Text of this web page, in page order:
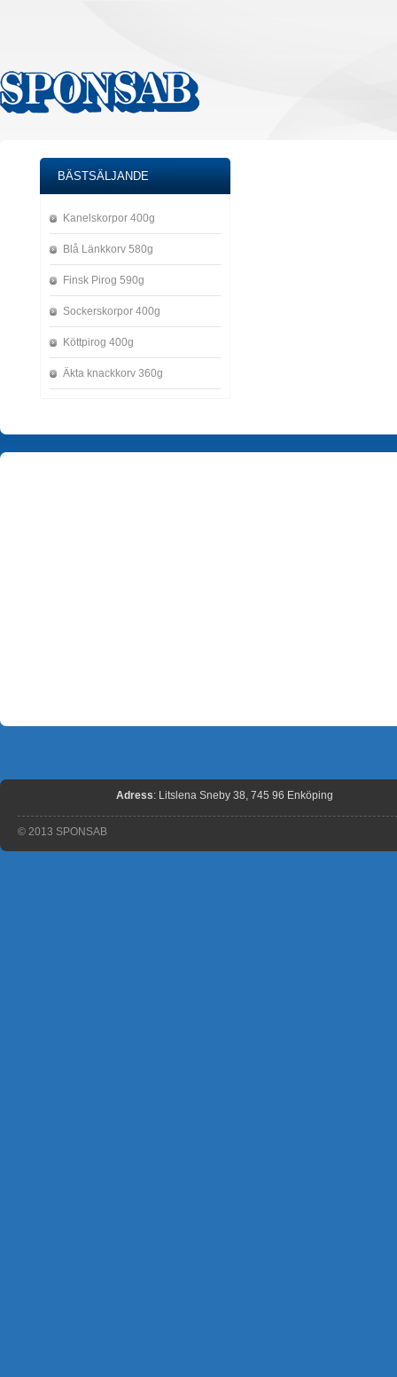
BÄSTSÄLJANDE
Kanelskorpor 400g
Blå Länkkorv 580g
Finsk Pirog 590g
Sockerskorpor 400g
Köttpirog 400g
Äkta knackkorv 360g
Adress: Litslena Sneby 38, 745 96 Enköping
© 2013 SPONSAB